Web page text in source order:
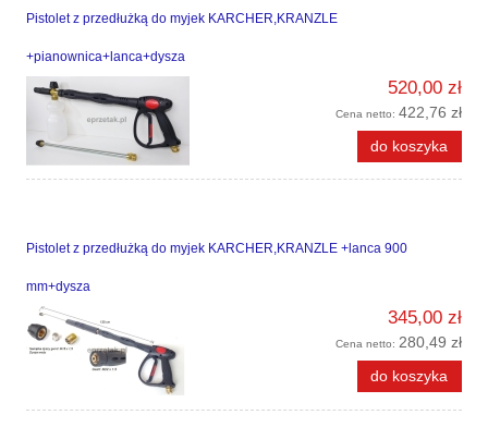
Pistolet z przedłużką do myjek KARCHER,KRANZLE
+pianownica+lanca+dysza
520,00 zł
Cena netto: 422,76 zł
do koszyka
Pistolet z przedłużką do myjek KARCHER,KRANZLE +lanca 900
mm+dysza
345,00 zł
Cena netto: 280,49 zł
do koszyka